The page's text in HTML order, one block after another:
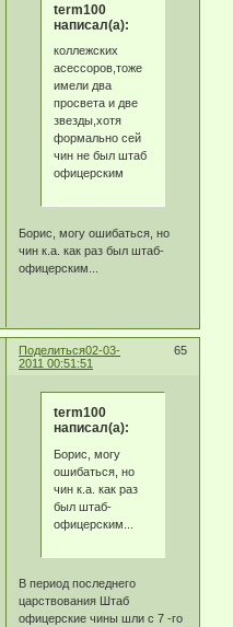
term100
написал(а):
коллежских
асессоров,тоже
имели два
просвета и две
звезды,хотя
формально сей
чин не был штаб
офицерским
Борис, могу ошибаться, но
чин к.а. как раз был штаб-
офицерским...
Поделиться 65
02-03-
2011 00:51:51
term100
написал(а):
Борис, могу
ошибаться, но
чин к.а. как раз
был штаб-
офицерским...
В период последнего
царствования Штаб
офицерские чины шли с 7 -го